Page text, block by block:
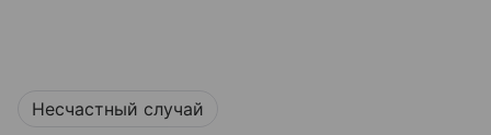
Несчастный случай